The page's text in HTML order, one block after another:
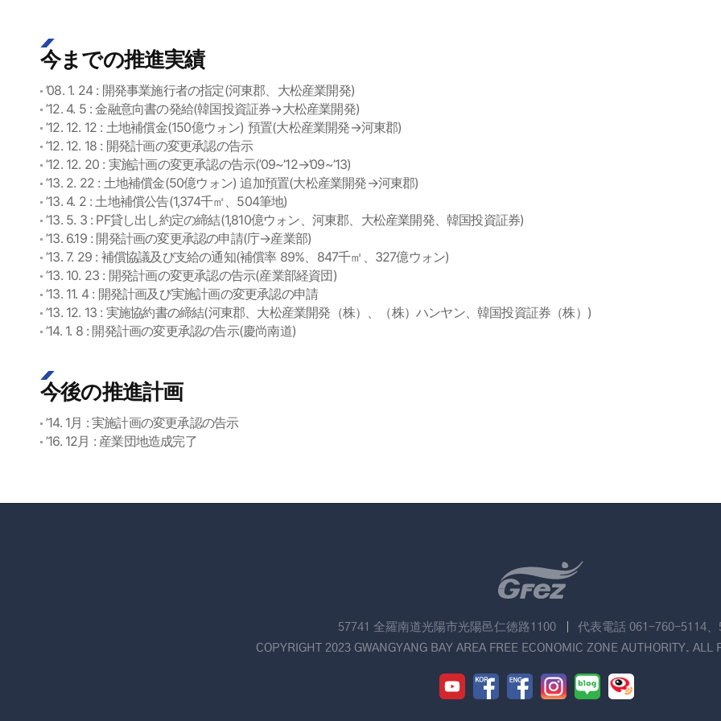
今までの推進実績
’08. 1. 24 : 開発事業施行者の指定(河東郡、大松産業開発)
’12. 4. 5 : 金融意向書の発給(韓国投資証券→大松産業開発)
’12. 12. 12 : 土地補償金(150億ウォン) 預置(大松産業開発→河東郡)
’12. 12. 18 : 開発計画の変更承認の告示
’12. 12. 20 : 実施計画の変更承認の告示(’09~’12→’09~’13)
’13. 2. 22 : 土地補償金(50億ウォン) 追加預置(大松産業開発→河東郡)
’13. 4. 2 : 土地補償公告(1,374千㎡、504筆地)
’13. 5. 3 : PF貸し出し約定の締結(1,810億ウォン、河東郡、大松産業開発、韓国投資証券)
’13. 6.19 : 開発計画の変更承認の申請(庁→産業部)
’13. 7. 29 : 補償協議及び支給の通知(補償率 89%、847千㎡、327億ウォン)
’13. 10. 23 : 開発計画の変更承認の告示(産業部経資団)
’13. 11. 4 : 開発計画及び実施計画の変更承認の申請
’13. 12. 13 : 実施協約書の締結(河東郡、大松産業開発（株）、（株）ハンヤン、韓国投資証券（株）)
’14. 1. 8 : 開発計画の変更承認の告示(慶尚南道)
今後の推進計画
’14. 1月 : 実施計画の変更承認の告示
’16. 12月 : 産業団地造成完了
57741 全羅南道光陽市光陽邑仁徳路1100
代表電話 061-760-5114、
COPYRIGHT 2023 GWANGYANG BAY AREA FREE ECONOMIC ZONE AUTHORITY. ALL